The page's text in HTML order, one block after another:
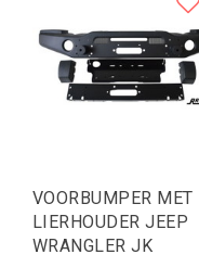
VOORBUMPER MET
LIERHOUDER JEEP
WRANGLER JK